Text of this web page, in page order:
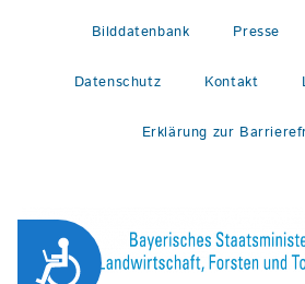
Zug&auml;nglichkeit
Bilddatenbank Presse
Datenschutz Kontakt
Erklärung zur